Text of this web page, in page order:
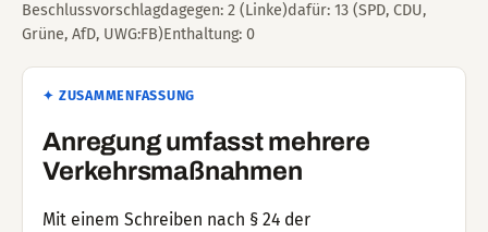
Beschlussvorschlagdagegen: 2 (Linke)dafür: 13 (SPD, CDU,
Grüne, AfD, UWG:FB)Enthaltung: 0
✦ ZUSAMMENFASSUNG
Anregung umfasst mehrere
Verkehrsmaßnahmen
Mit einem Schreiben nach § 24 der